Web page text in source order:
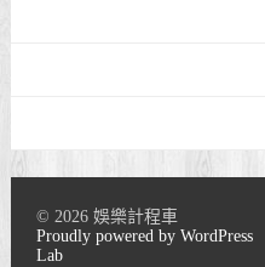
© 2026 娛樂計程車
Proudly powered by WordPress
Lab